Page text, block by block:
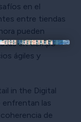
en el
entre tiendas
pueden
en tiempo
ágiles y
in the Digital
enfrentan las
de